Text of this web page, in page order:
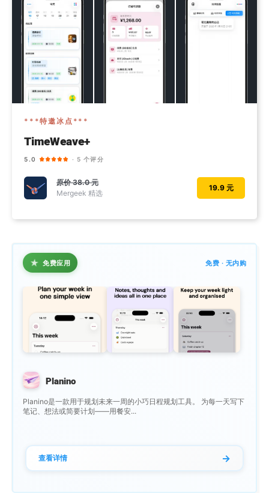
***特邀冰点***
TimeWeave+
5.0 · 5 个评分
原价38.0 元
Mergeek 精选
19.9 元
★ 免费应用 免费 · 无内购
Planino
Planino是一款用于规划未来一周的小巧日程规划工具。 为每一天写下
笔记、想法或简要计划——用餐安...
查看详情 →